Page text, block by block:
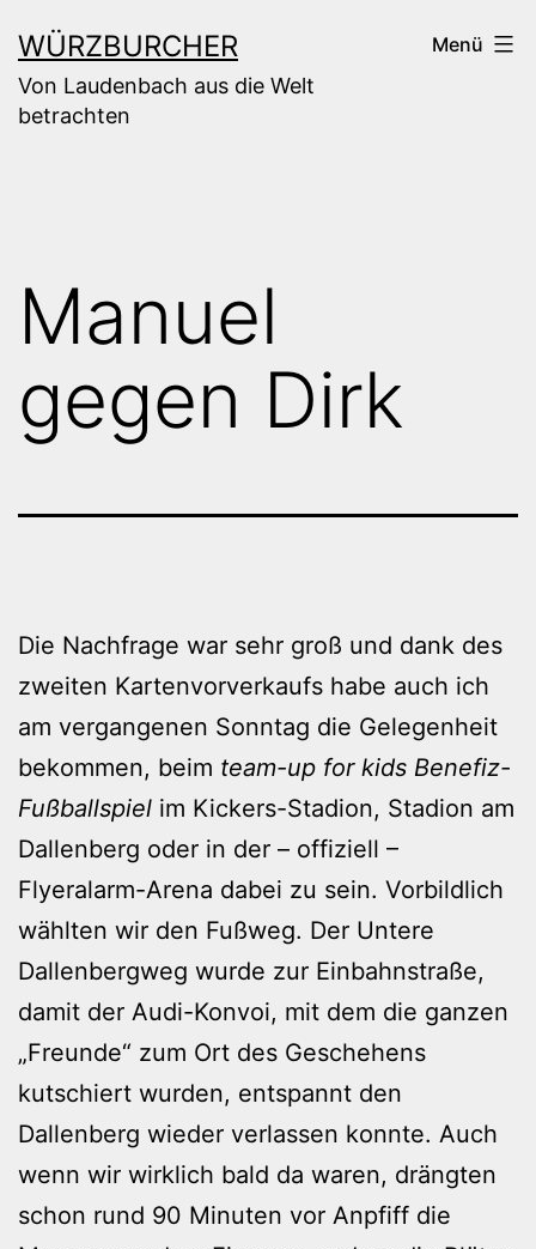
Inhalt
springen
WÜRZBURCHER
Von Laudenbach aus die Welt
betrachten
Menü
Manuel
gegen Dirk
Die Nachfrage war sehr groß und dank des
zweiten Kartenvorverkaufs habe auch ich
am vergangenen Sonntag die Gelegenheit
bekommen, beim team-up for kids Benefiz-
Fußballspiel im Kickers-Stadion, Stadion am
Dallenberg oder in der – offiziell –
Flyeralarm-Arena dabei zu sein. Vorbildlich
wählten wir den Fußweg. Der Untere
Dallenbergweg wurde zur Einbahnstraße,
damit der Audi-Konvoi, mit dem die ganzen
„Freunde“ zum Ort des Geschehens
kutschiert wurden, entspannt den
Dallenberg wieder verlassen konnte. Auch
wenn wir wirklich bald da waren, drängten
schon rund 90 Minuten vor Anpfiff die